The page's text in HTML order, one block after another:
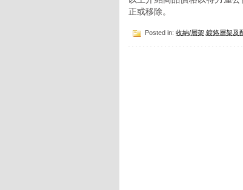
正或移除。
Posted in: 收納/層架 鍍鉻層架及